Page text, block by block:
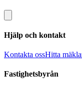
Hjälp och kontakt
Kontakta ossHitta
Fastighetsbyrån